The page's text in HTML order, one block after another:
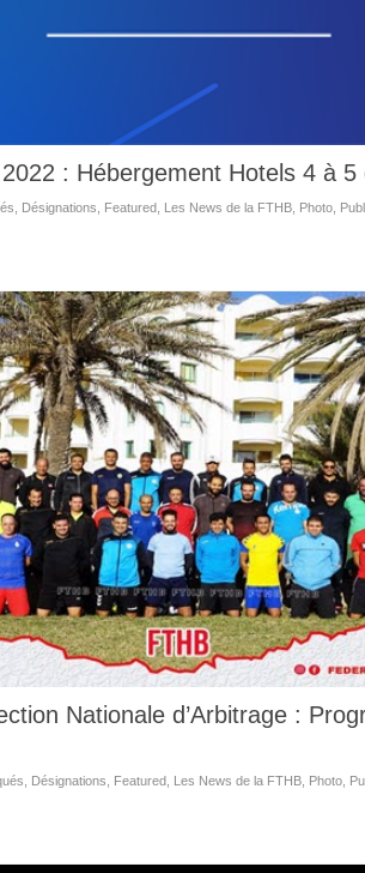
: Hébergement Hotels 4 à 5
Désignations Featured Les News de la FTHB Photo
Nationale d’Arbitrage :
Désignations Featured Les News de la FTHB Photo